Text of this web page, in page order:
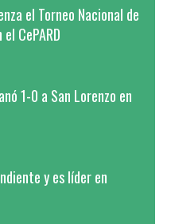
el Torneo Nacional de
CePARD
1-0 a San Lorenzo en
y es líder en